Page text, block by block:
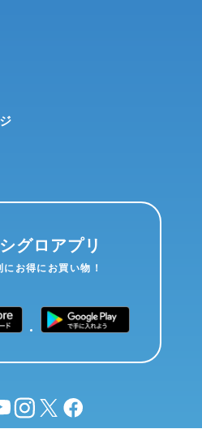
グロアプリ
にお得にお買い物！
instagram
X facebook